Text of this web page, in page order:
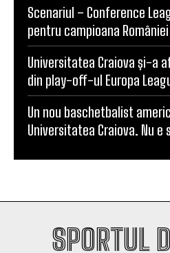
Filipe Coelho, despre duelul
sintetic va fi o provocare
Scenariul – Conference
pentru campioana României
Universitatea Craiova și-a
din play-off-ul Europa
Un nou baschetbalist